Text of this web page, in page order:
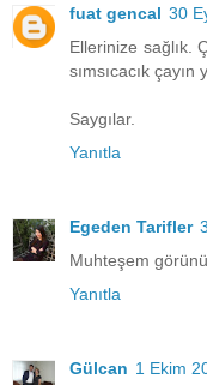
fuat gencal 30
Ellerinize sağlık.
sımsıcacık
Saygılar.
Yanıtla
Egeden Tarifler
Muhteşem
Yanıtla
Gülcan 1 Ekim